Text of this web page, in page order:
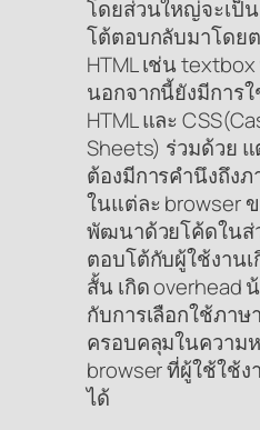
โดยส่วนใหญ่จะเป็น
โต้ตอบกลับมาโดย
HTML เช่น
นอกจากนี้ยังมีการ
HTML และ
Sheets) ร่วมด้วย
ต้องมีการคำนึงถึง
ในแต่ละ browser
พัฒนาด้วยโค้ดในส่
ตอบโต้กับผู้ใช้งาน
สั้น เกิด overhead
กับการเลือกใช้ภา
ครอบคลุมในความ
browser ที่ผู้ใช้ใช้ง
ได้